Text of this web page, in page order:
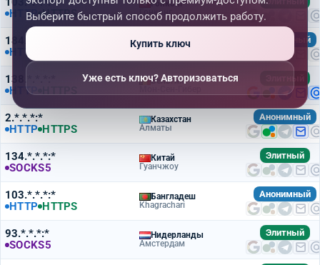
Выберите быстрый способ продолжить работу.
Купить ключ
Уже есть ключ? Авторизоваться
HTTP
HTTPS
Гонконг
Гонконг
184.*.*.*:*
HTTP
Таиланд
Лоэ
Анонимный
138.*.*.*:*
HTTP
Бельгия
2.*.*.*:*
HTTP HTTPS
Казахстан
Алматы
Анонимный
134.*.*.*:*
SOCKS5
Китай
Гуанчжоу
Элитный
103.*.*.*:*
HTTP HTTPS
Бангладеш
Khagrachari
Анонимный
93.*.*.*:*
SOCKS5
Нидерланды
Амстердам
Элитный